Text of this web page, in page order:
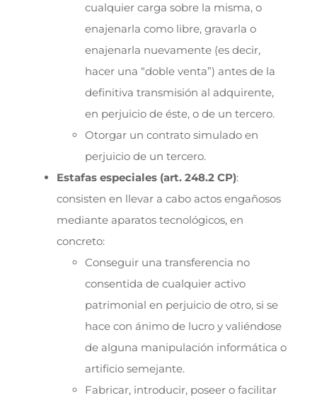
cualquier carga sobre la misma, o
enajenarla como libre, gravarla o
enajenarla nuevamente (es decir,
hacer una “doble venta”) antes de la
definitiva transmisión al adquirente,
en perjuicio de éste, o de un tercero.
Otorgar un contrato simulado en
perjuicio de un tercero.
Estafas especiales (art. 248.2 CP):
consisten en llevar a cabo actos engañosos
mediante aparatos tecnológicos, en
concreto:
Conseguir una transferencia no
consentida de cualquier activo
patrimonial en perjuicio de otro, si se
hace con ánimo de lucro y valiéndose
de alguna manipulación informática o
artificio semejante.
Fabricar, introducir, poseer o facilitar